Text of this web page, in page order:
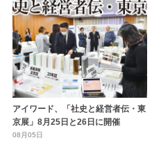
アイワード、「社史と経営者伝・東
京展」8月25日と26日に開催
08月05日